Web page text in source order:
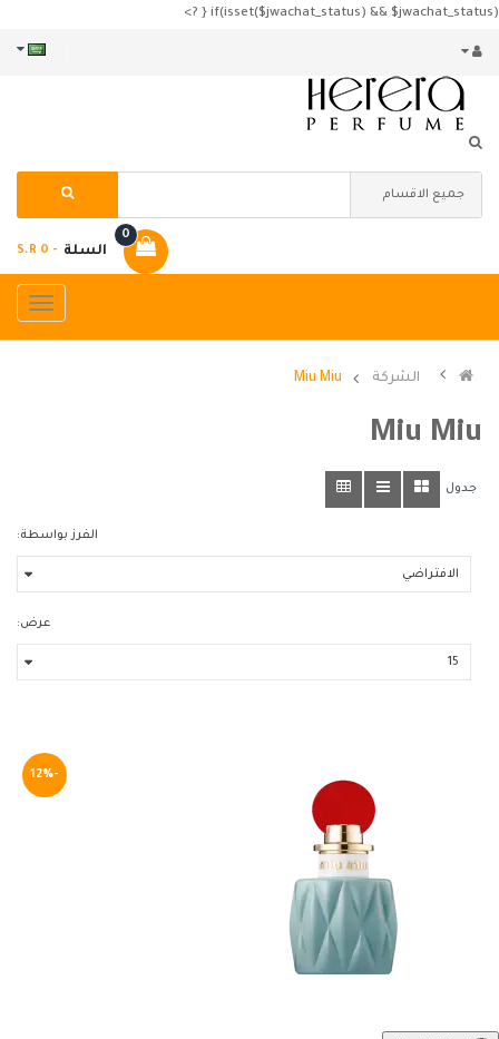
if(isset($jwachat_status) && $jwachat_status) { ?>
السلة
0
- S.R 0
الشركة Miu Miu
Miu Miu
جدول
الفرز بواسطة:
عرض:
-12%